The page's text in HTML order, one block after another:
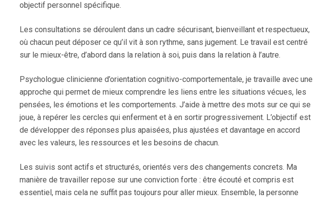
objectif personnel spécifique.
Les consultations se déroulent dans un cadre sécurisant, bienveillant et respectueux,
où chacun peut déposer ce qu’il vit à son rythme, sans jugement. Le travail est centré
sur le mieux-être, d’abord dans la relation à soi, puis dans la relation à l’autre.
Psychologue clinicienne d’orientation cognitivo-comportementale, je travaille avec une
approche qui permet de mieux comprendre les liens entre les situations vécues, les
pensées, les émotions et les comportements. J’aide à mettre des mots sur ce qui se
joue, à repérer les cercles qui enferment et à en sortir progressivement. L’objectif est
de développer des réponses plus apaisées, plus ajustées et davantage en accord
avec les valeurs, les ressources et les besoins de chacun.
Les suivis sont actifs et structurés, orientés vers des changements concrets. Ma
manière de travailler repose sur une conviction forte : être écouté et compris est
essentiel, mais cela ne suffit pas toujours pour aller mieux. Ensemble, la personne